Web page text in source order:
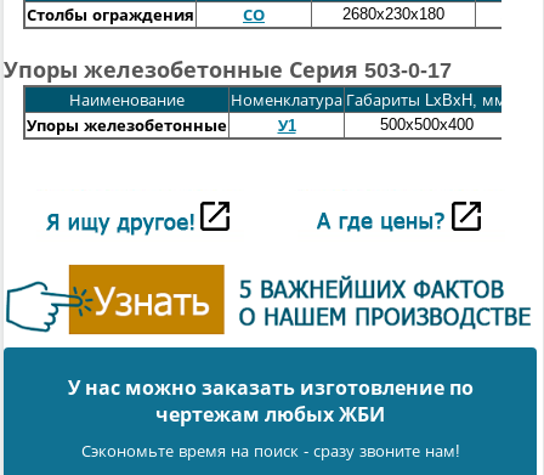
Столбы ограждения
СО 2680x230x180
Упоры железобетонные Серия 503-0-17
Наименование Номенклатура Габариты LxBxH, мм
Упоры железобетонные
У1 500x500x400
У нас можно заказать изготовление по
чертежам любых ЖБИ
Сэкономьте время на поиск - сразу звоните нам!